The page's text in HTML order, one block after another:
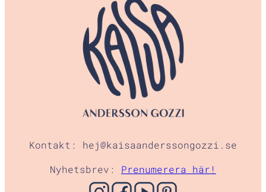
Kontakt: hej@kaisaanderssongozzi.se
Nyhetsbrev: Prenumerera här!